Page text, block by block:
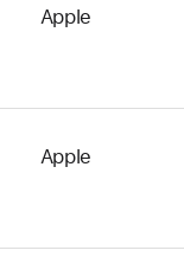
Apple
Apple